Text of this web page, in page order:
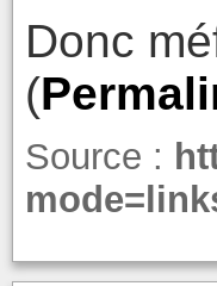
Donc
(
Source :